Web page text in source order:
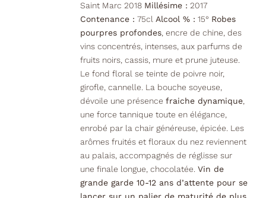
Saint Marc 2018 Millésime : 2017
Contenance : 75cl Alcool % : 15° Robes
pourpres profondes, encre de chine, des
vins concentrés, intenses, aux parfums de
fruits noirs, cassis, mure et prune juteuse.
Le fond floral se teinte de poivre noir,
girofle, cannelle. La bouche soyeuse,
dévoile une présence fraiche dynamique,
une force tannique toute en élégance,
enrobé par la chair généreuse, épicée. Les
arômes fruités et floraux du nez reviennent
au palais, accompagnés de réglisse sur
une finale longue, chocolatée. Vin de
grande garde 10-12 ans d’attente pour se